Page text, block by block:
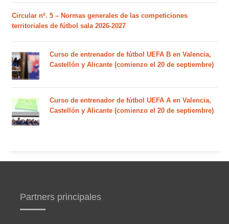
Circular nº. 5 – Normas generales de las competiciones
territoriales de fútbol sala 2026-2027
Curso de entrenador de fútbol UEFA B en Valencia,
Castellón y Alicante (comienzo el 20 de septiembre)
Curso de entrenador de fútbol UEFA A en Valencia,
Castellón y Alicante (comienzo el 20 de septiembre)
Partners principales